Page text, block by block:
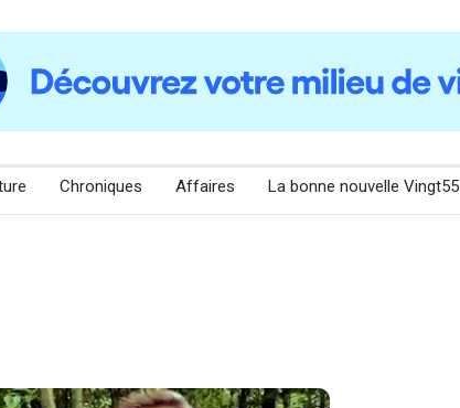
Chroniques Affaires La bonne nouvelle Vingt55